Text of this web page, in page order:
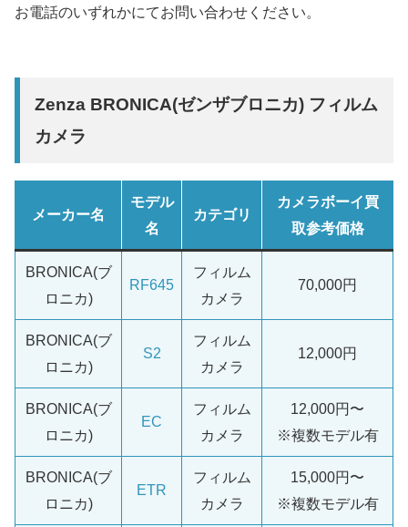
お電話のいずれかにてお問い合わせください。
Zenza BRONICA(ゼンザブロニカ) フィルム
カメラ
メーカー名
モデル
名
カテゴリ
カメラボーイ買
取参考価格
BRONICA(ブ
ロニカ)
RF645
フィルム
カメラ
70,000円
BRONICA(ブ
ロニカ)
S2
フィルム
カメラ
12,000円
BRONICA(ブ
ロニカ)
EC
フィルム
カメラ
12,000円〜
※複数モデル有
BRONICA(ブ
ロニカ)
ETR
フィルム
カメラ
15,000円〜
※複数モデル有